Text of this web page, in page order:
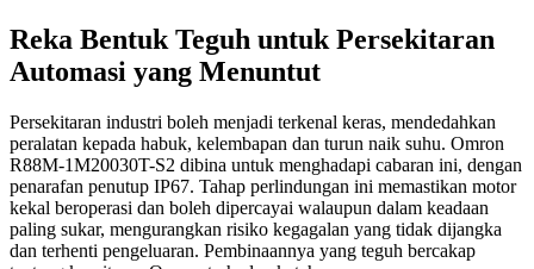
Reka Bentuk Teguh untuk Persekitaran
Automasi yang Menuntut
Persekitaran industri boleh menjadi terkenal keras, mendedahkan
peralatan kepada habuk, kelembapan dan turun naik suhu. Omron
R88M-1M20030T-S2 dibina untuk menghadapi cabaran ini, dengan
penarafan penutup IP67. Tahap perlindungan ini memastikan motor
kekal beroperasi dan boleh dipercayai walaupun dalam keadaan
paling sukar, mengurangkan risiko kegagalan yang tidak dijangka
dan terhenti pengeluaran. Pembinaannya yang teguh bercakap